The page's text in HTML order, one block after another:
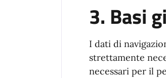
3. Basi
I dati di
strettamente
necessari per il